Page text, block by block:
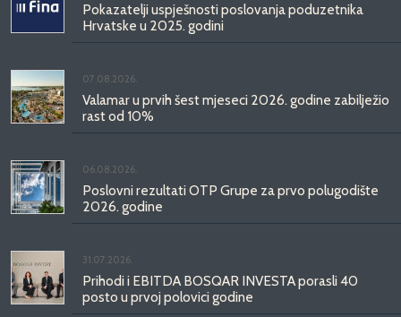
Pokazatelji uspješnosti poslovanja poduzetnika
Hrvatske u 2025. godini
07.08.2026.
Valamar u prvih šest mjeseci 2026. godine zabilježio
rast od 10%
06.08.2026.
Poslovni rezultati OTP Grupe za prvo polugodište
2026. godine
31.07.2026.
Prihodi i EBITDA BOSQAR INVESTA porasli 40
posto u prvoj polovici godine